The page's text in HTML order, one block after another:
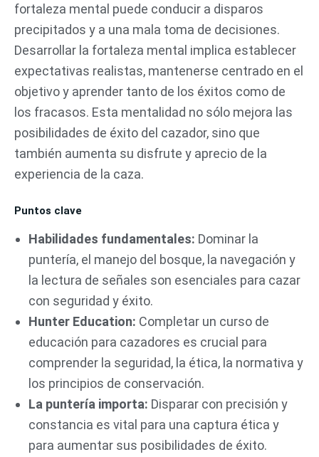
fortaleza mental puede conducir a disparos
precipitados y a una mala toma de decisiones.
Desarrollar la fortaleza mental implica establecer
expectativas realistas, mantenerse centrado en el
objetivo y aprender tanto de los éxitos como de
los fracasos. Esta mentalidad no sólo mejora las
posibilidades de éxito del cazador, sino que
también aumenta su disfrute y aprecio de la
experiencia de la caza.
Puntos clave
Habilidades fundamentales: Dominar la
puntería, el manejo del bosque, la navegación y
la lectura de señales son esenciales para cazar
con seguridad y éxito.
Hunter Education: Completar un curso de
educación para cazadores es crucial para
comprender la seguridad, la ética, la normativa y
los principios de conservación.
La puntería importa: Disparar con precisión y
constancia es vital para una captura ética y
para aumentar sus posibilidades de éxito.